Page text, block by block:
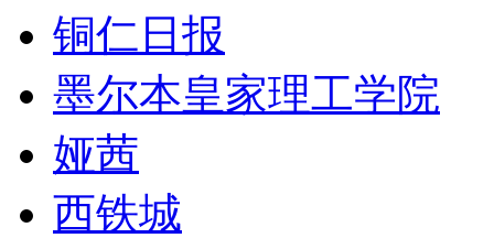
铜仁日报
墨尔本皇家理工学院
娅茜
西铁城